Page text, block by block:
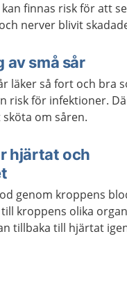
finnas risk för att
nerver blivit
av små sår
läker så fort och bra
risk för infektioner.
om såren.
hjärtat och
genom kroppens
kroppens olika
tillbaka till hjärtat